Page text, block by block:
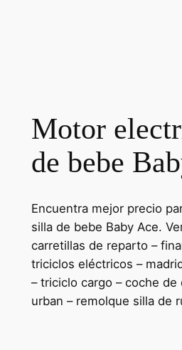
Motor
de bebe
Encuentra mejor precio
silla de bebe Baby Ace.
carretillas de reparto –
triciclos eléctricos –
– triciclo cargo – coche de
urban – remolque silla de